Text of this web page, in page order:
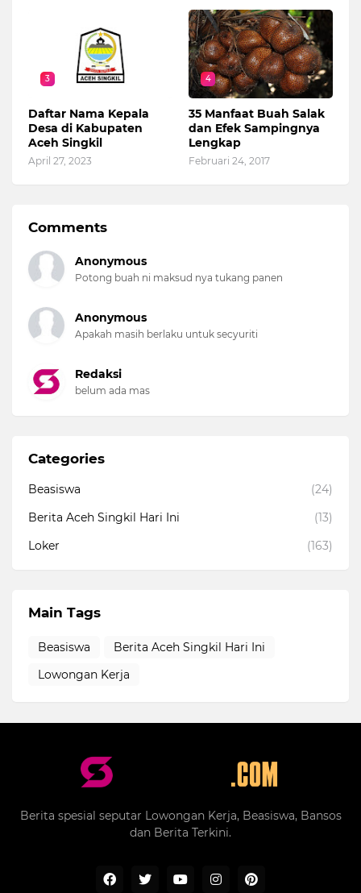
3
Daftar Nama Kepala
Desa di Kabupaten
Aceh Singkil
April 27, 2023
4
35 Manfaat Buah Salak
dan Efek Sampingnya
Lengkap
Februari 24, 2017
Comments
Anonymous
Potong buah ni maksud nya tukang panen
Anonymous
Apakah masih berlaku untuk secyuriti
Redaksi
belum ada mas
Categories
Beasiswa
(24)
Berita Aceh Singkil Hari Ini
(13)
Loker
(163)
Main Tags
Beasiswa
Berita Aceh Singkil Hari Ini
Lowongan Kerja
Berita spesial seputar Lowongan Kerja, Beasiswa, Bansos
dan Berita Terkini.